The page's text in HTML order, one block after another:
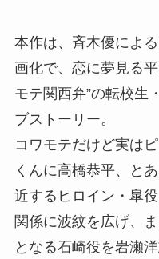
本作は、斉木優によ
画化で、恋に夢見る
モテ関西弁”の転校生
ブストーリー。
コワモテだけど実は
くんに高橋恭平、と
近するヒロイン・皐
関係に波紋を広げ、
となる石崎役を岩瀬洋